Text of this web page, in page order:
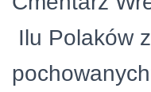
Ilu Polaków